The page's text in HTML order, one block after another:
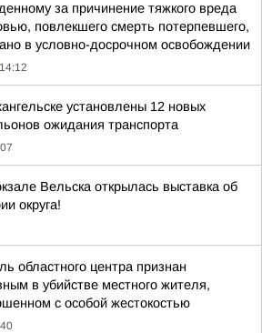
за причинение тяжкого вреда
повлекшего смерть потерпевшего,
в условно-досрочном освобождении
14:12
установлены 12 новых
ожидания транспорта
Вельска открылась выставка об
округа!
областного центра признан
в убийстве местного жителя,
с особой жестокостью